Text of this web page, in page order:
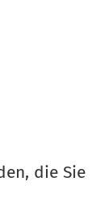
die Sie